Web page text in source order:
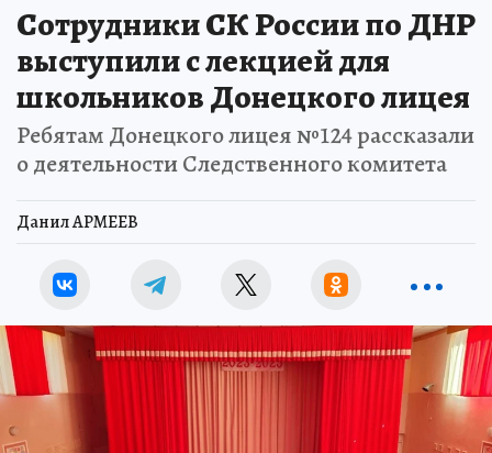
Сотрудники СК России по ДНР
выступили с лекцией для
школьников Донецкого лицея
Ребятам Донецкого лицея №124 рассказали
о деятельности Следственного комитета
Данил АРМЕЕВ